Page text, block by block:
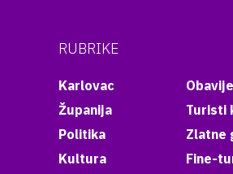
RUBRIKE
Karlovac
Županija
Politika
Kultura
Turisti
Zlatne
Fine-